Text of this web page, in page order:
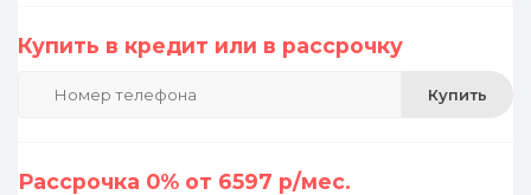
Купить в кредит или в рассрочку
Купить
Рассрочка 0% от 6597 р/мес.